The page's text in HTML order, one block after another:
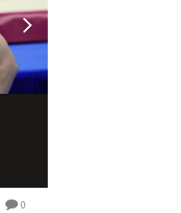
0